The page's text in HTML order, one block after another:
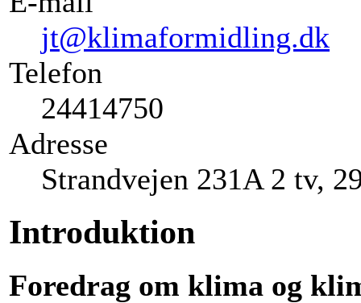
jt@klimaformidling.dk
Telefon
24414750
Adresse
Strandvejen 231A 2 tv,
Introduktion
Foredrag om klima og